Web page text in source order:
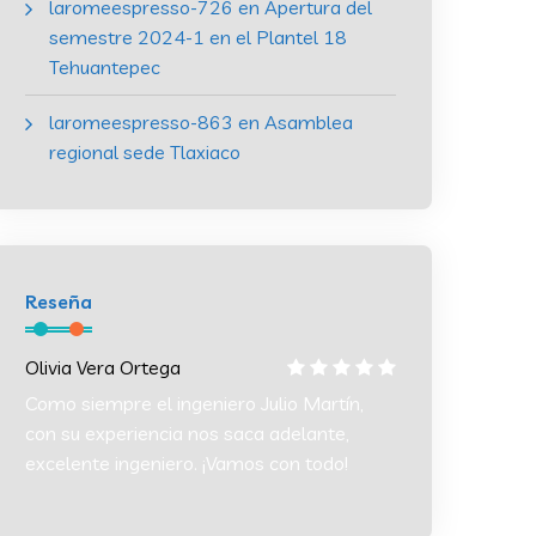
laromeespresso-726 en Apertura del
semestre 2024-1 en el Plantel 18
Tehuantepec
laromeespresso-863 en Asamblea
regional sede Tlaxiaco
Reseña
Olivia Vera Ortega
Como siempre el ingeniero Julio Martín,
con su experiencia nos saca adelante,
excelente ingeniero. ¡Vamos con todo!